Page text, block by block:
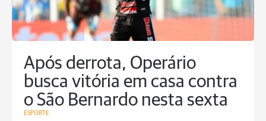
Após derrota, Operário
busca vitória em casa contra
o São Bernardo nesta sexta
ESPORTE